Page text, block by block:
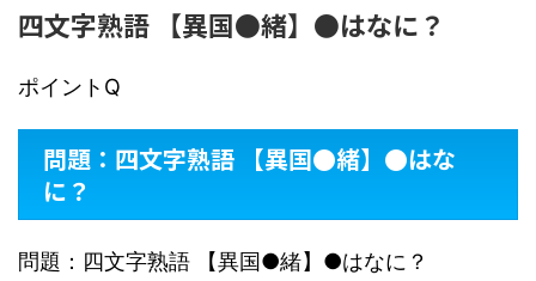
四文字熟語 【異国●緒】●はなに？
ポイントQ
問題：四文字熟語 【異国●緒】●はな
に？
問題：四文字熟語 【異国●緒】●はなに？